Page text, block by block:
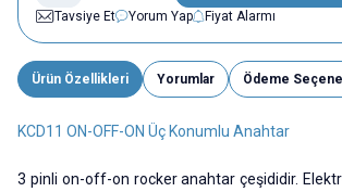
Tavsiye Et
Yorum Yap Fiyat Alarmı
Ürün Özellikleri Yorumlar Ödeme
KCD11 ON-OFF-ON Üç Konumlu Anahtar
3 pinli on-off-on rocker anahtar çeşididir.